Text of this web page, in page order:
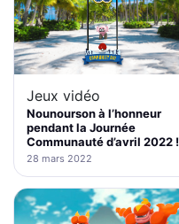
Jeux vidéo
Nounourson à l’honneur
pendant la Journée
Communauté d’avril 2022 !
28 mars 2022